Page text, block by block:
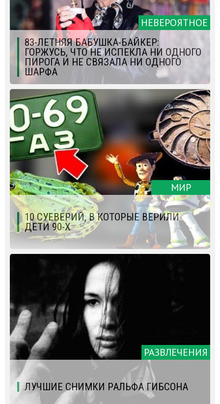
НЕВЕРОЯТНОЕ
83-ЛЕТНЯЯ БАБУШКА-БАЙКЕР:
ГОРЖУСЬ, ЧТО НЕ ИСПЕКЛА НИ ОДНОГО
ПИРОГА И НЕ СВЯЗАЛА НИ ОДНОГО
ШАРФА
МИР
10 СУЕВЕРИЙ, В КОТОРЫЕ ВЕРИЛИ
ДЕТИ 90-Х
РАЗВЛЕЧЕНИЯ
ЛУЧШИЕ СНИМКИ РАЛЬФА ГИБСОНА